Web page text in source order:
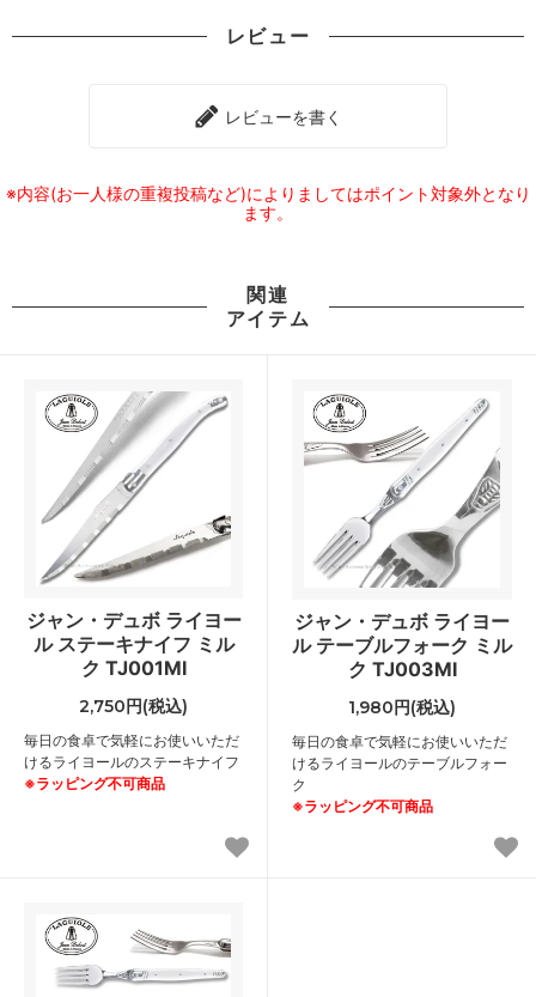
レビュー
レビューを書く
※内容(お一人様の重複投稿など)によりましてはポイント対象外となり
ます。
関連
アイテム
ジャン・デュボ ライヨー
ル ステーキナイフ ミル
ク TJ001MI
2,750円(税込)
毎日の食卓で気軽にお使いいただ
けるライヨールのステーキナイフ
※ラッピング不可商品
ジャン・デュボ ライヨー
ル テーブルフォーク ミル
ク TJ003MI
1,980円(税込)
毎日の食卓で気軽にお使いいただ
けるライヨールのテーブルフォー
ク
※ラッピング不可商品